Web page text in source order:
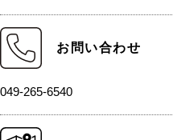
お問い合わせ
049-265-6540